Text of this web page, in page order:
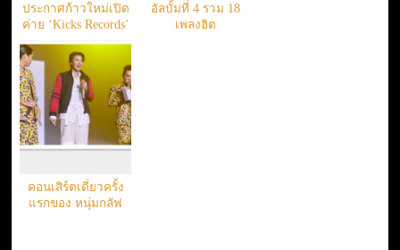
ประกาศก้าวใหม่เปิด
ค่าย ‘Kicks Records’
อัลบั้มที่ 4 รวม 18
เพลงฮิต
คอนเสิร์ตเดี่ยวครั้ง
แรกของ หนุ่มกลัฟ